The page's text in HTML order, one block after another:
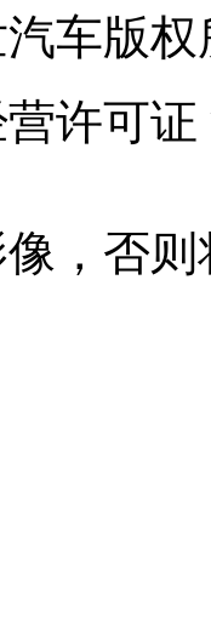
汽车版
许可证
，否